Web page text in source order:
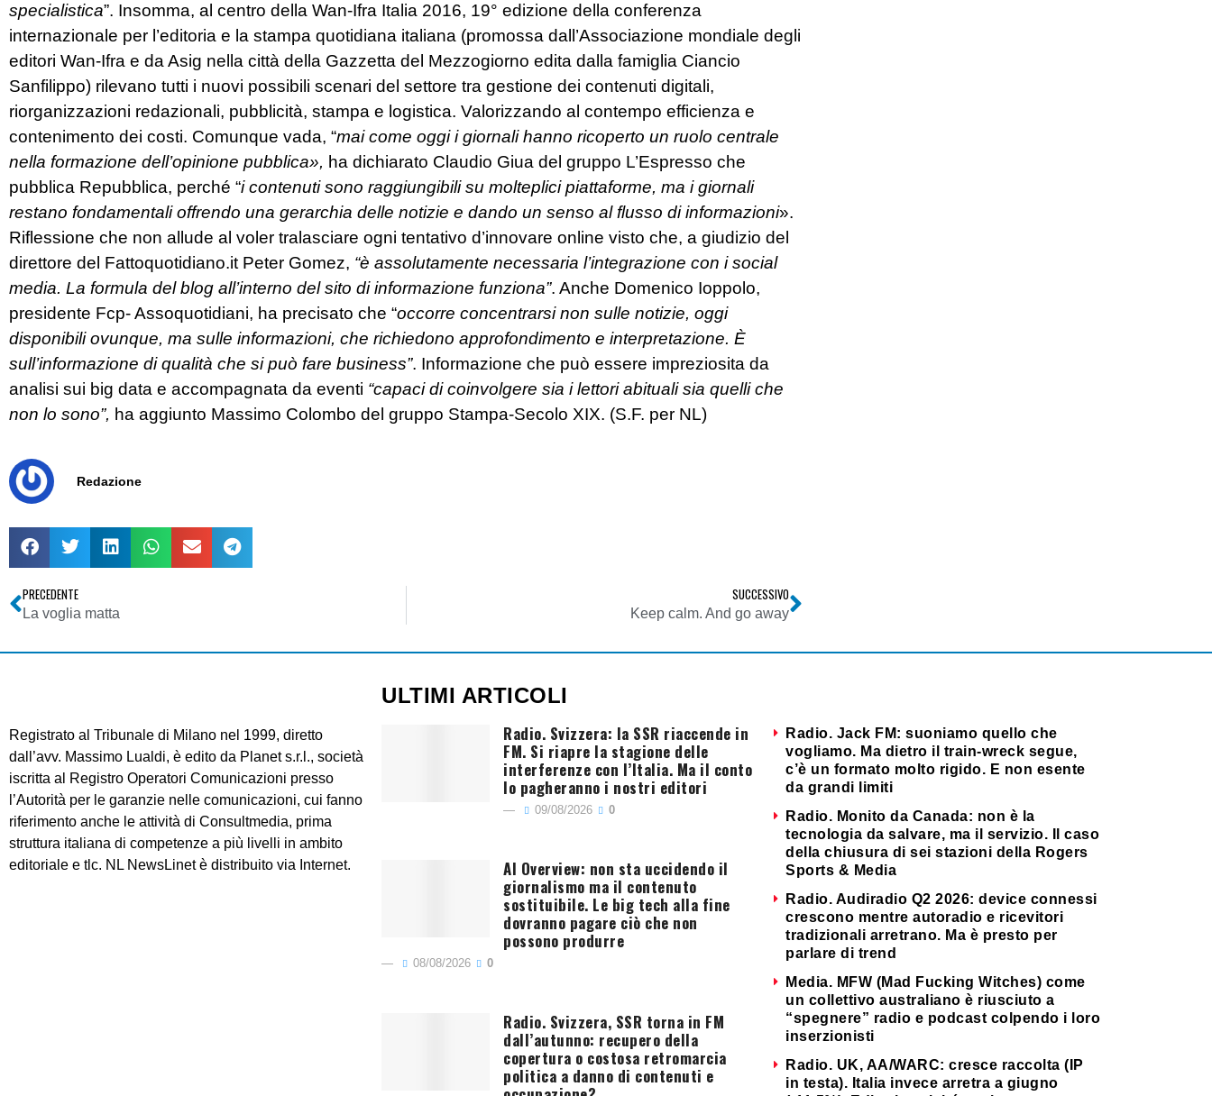
specialistica”. Insomma, al centro della Wan-Ifra Italia 2016, 19° edizione della conferenza
internazionale per l’editoria e la stampa quotidiana italiana (promossa dall’Associazione mondiale degli
editori Wan-Ifra e da Asig nella città della Gazzetta del Mezzogiorno edita dalla famiglia Ciancio
Sanfilippo) rilevano tutti i nuovi possibili scenari del settore tra gestione dei contenuti digitali,
riorganizzazioni redazionali, pubblicità, stampa e logistica. Valorizzando al contempo efficienza e
contenimento dei costi. Comunque vada, “mai come oggi i giornali hanno ricoperto un ruolo centrale
nella formazione dell’opinione pubblica», ha dichiarato Claudio Giua del gruppo L’Espresso che
pubblica Repubblica, perché “i contenuti sono raggiungibili su molteplici piattaforme, ma i giornali
restano fondamentali offrendo una gerarchia delle notizie e dando un senso al flusso di informazioni».
Riflessione che non allude al voler tralasciare ogni tentativo d’innovare online visto che, a giudizio del
direttore del Fattoquotidiano.it Peter Gomez, “è assolutamente necessaria l’integrazione con i social
media. La formula del blog all’interno del sito di informazione funziona”. Anche Domenico Ioppolo,
presidente Fcp- Assoquotidiani, ha precisato che “occorre concentrarsi non sulle notizie, oggi
disponibili ovunque, ma sulle informazioni, che richiedono approfondimento e interpretazione. È
sull’informazione di qualità che si può fare business”. Informazione che può essere impreziosita da
analisi sui big data e accompagnata da eventi “capaci di coinvolgere sia i lettori abituali sia quelli che
non lo sono”, ha aggiunto Massimo Colombo del gruppo Stampa-Secolo XIX. (S.F. per NL)
Redazione
PRECEDENTE
La voglia matta
SUCCESSIVO
Keep calm. And go away
Registrato al Tribunale di Milano nel 1999, diretto
dall’avv. Massimo Lualdi, è edito da Planet s.r.l., società
iscritta al Registro Operatori Comunicazioni presso
l’Autorità per le garanzie nelle comunicazioni, cui fanno
riferimento anche le attività di Consultmedia, prima
struttura italiana di competenze a più livelli in ambito
editoriale e tlc. NL NewsLinet è distribuito via Internet.
ULTIMI ARTICOLI
Radio. Svizzera: la SSR riaccende in
FM. Si riapre la stagione delle
interferenze con l’Italia. Ma il conto
lo pagheranno i nostri editori
09/08/2026 0
AI Overview: non sta uccidendo il
giornalismo ma il contenuto
sostituibile. Le big tech alla fine
dovranno pagare ciò che non
possono produrre
08/08/2026 0
Radio. Svizzera, SSR torna in FM
dall’autunno: recupero della
copertura o costosa retromarcia
politica a danno di contenuti e
Radio. Jack FM: suoniamo quello che
vogliamo. Ma dietro il train-wreck segue,
c’è un formato molto rigido. E non esente
da grandi limiti
Radio. Monito da Canada: non è la
tecnologia da salvare, ma il servizio. Il caso
della chiusura di sei stazioni della Rogers
Sports & Media
Radio. Audiradio Q2 2026: device connessi
crescono mentre autoradio e ricevitori
tradizionali arretrano. Ma è presto per
parlare di trend
Media. MFW (Mad Fucking Witches) come
un collettivo australiano è riusciuto a
“spegnere” radio e podcast colpendo i loro
inserzionisti
Radio. UK, AA/WARC: cresce raccolta (IP
in testa). Italia invece arretra a giugno